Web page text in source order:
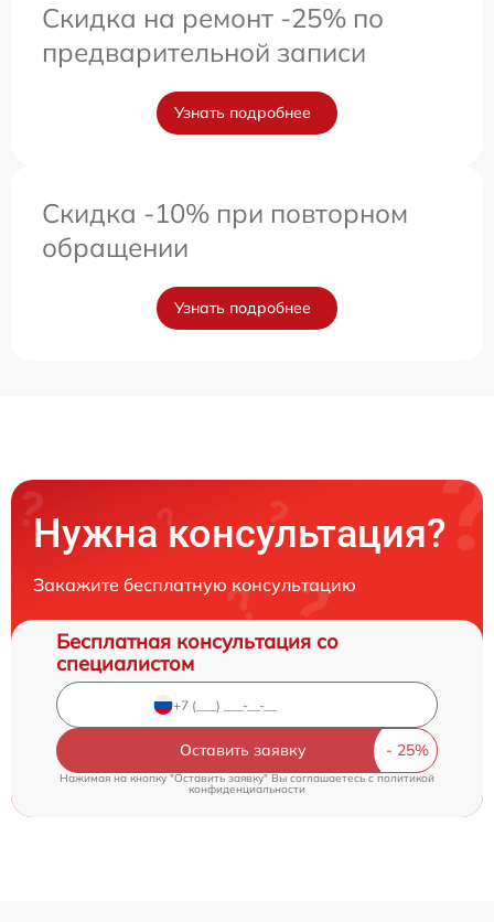
Скидка на ремонт -25% по
предварительной записи
Узнать подробнее
Скидка -10% при повторном
обращении
Узнать подробнее
Нужна консультация?
Закажите бесплатную консультацию
Бесплатная консультация со
специалистом
Оставить заявку
Нажимая на кнопку "Оставить заявку" Вы соглашаетесь cполитикой
конфиденциальности